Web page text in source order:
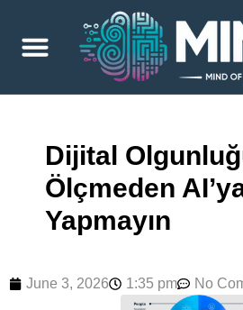
Dijital
Ölçmeden
Yapmayın
June 3, 2026 1:35 pm No